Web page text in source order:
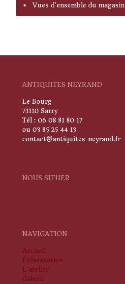
Vues d'ensemble du magasin
ANTIQUITES NEYRAND
Le Bourg
71110 Sarry
Tél : 06 08 81 80 17
ou 03 85 25 44 13
contact@antiquites-neyrand.fr
NOUS SITUER
NAVIGATION
Accueil
Présentation
L'atelier
Galerie